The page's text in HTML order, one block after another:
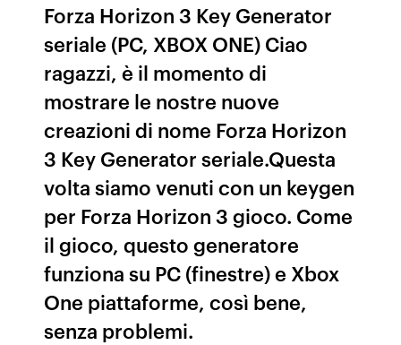
Forza Horizon 3 Key Generator
seriale (PC, XBOX ONE) Ciao
ragazzi, è il momento di
mostrare le nostre nuove
creazioni di nome Forza Horizon
3 Key Generator seriale.Questa
volta siamo venuti con un keygen
per Forza Horizon 3 gioco. Come
il gioco, questo generatore
funziona su PC (finestre) e Xbox
One piattaforme, così bene,
senza problemi.